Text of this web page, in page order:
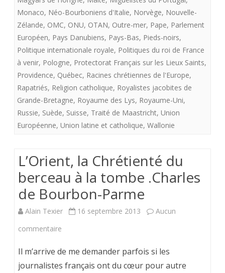
Monaco, Néo-Bourboniens d'Italie, Norvège, Nouvelle-
Zélande, OMC, ONU, OTAN, Outre-mer, Pape, Parlement
Européen, Pays Danubiens, Pays-Bas, Pieds-noirs,
Politique internationale royale, Politiques du roi de France
à venir, Pologne, Protectorat Français sur les Lieux Saints,
Providence, Québec, Racines chrétiennes de l'Europe,
Rapatriés, Religion catholique, Royalistes jacobites de
Grande-Bretagne, Royaume des Lys, Royaume-Uni,
Russie, Suède, Suisse, Traité de Maastricht, Union
Européenne, Union latine et catholique, Wallonie
L’Orient, la Chrétienté du
berceau à la tombe .Charles
de Bourbon-Parme
Alain Texier 16 septembre 2013
Aucun
commentaire
la
Il m’arrive de me demander parfois si les
journalistes français ont du cœur pour autre